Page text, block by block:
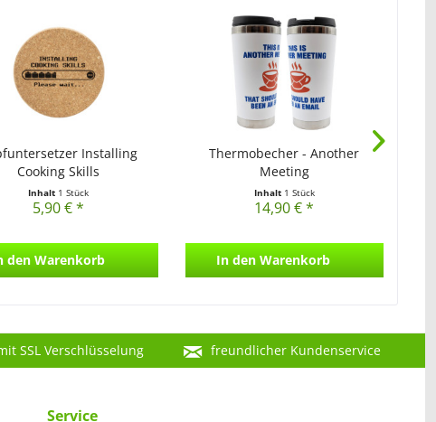
Installing
Cooking Skills
Inhalt 1 Stück
5,90 € *
den Warenkorb
Thermobecher - Another
Meeting
Inhalt 1 Stück
14,90 € *
In den Warenkorb
SSL Verschlüsselung freundlicher Kundenservice
Service